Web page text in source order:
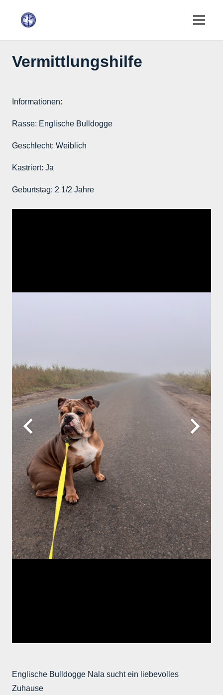
Vermittlungshilfe
Informationen:
Rasse: Englische Bulldogge
Geschlecht: Weiblich
Kastriert: Ja
Geburtstag: 2 1/2 Jahre
Englische Bulldogge Nala sucht ein liebevolles
Zuhause